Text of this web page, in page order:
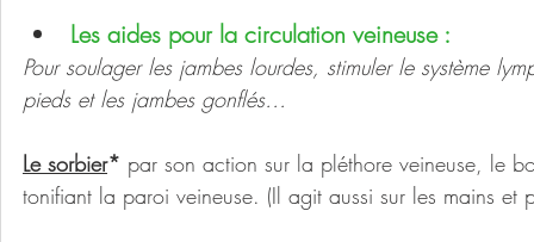
Les aides pour la circulation veineuse :
Pour soulager les jambes lourdes, stimuler le système
pieds et les jambes gonflés…
Le sorbier* par son action sur la pléthore veineuse, le
tonifiant la paroi veineuse. (Il agit aussi sur les mains et